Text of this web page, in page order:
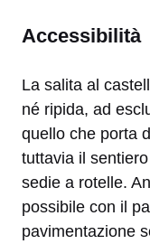
Accessibilità
La salita al
né ripida, ad
quello che porta
tuttavia il
sedie a rotelle.
possibile con il
pavimentazione